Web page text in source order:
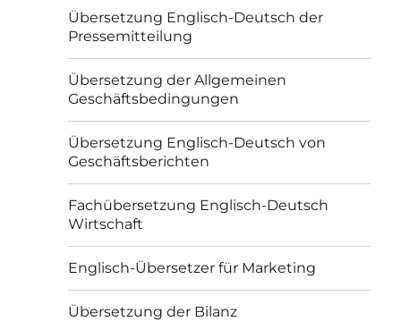
Übersetzung Englisch-Deutsch der
Pressemitteilung
Übersetzung der Allgemeinen
Geschäftsbedingungen
Übersetzung Englisch-Deutsch von
Geschäftsberichten
Fachübersetzung Englisch-Deutsch
Wirtschaft
Englisch-Übersetzer für Marketing
Übersetzung der Bilanz